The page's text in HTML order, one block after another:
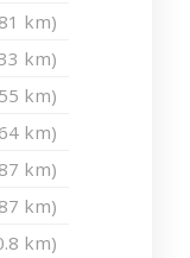
km)
km)
km)
km)
km)
km)
km)